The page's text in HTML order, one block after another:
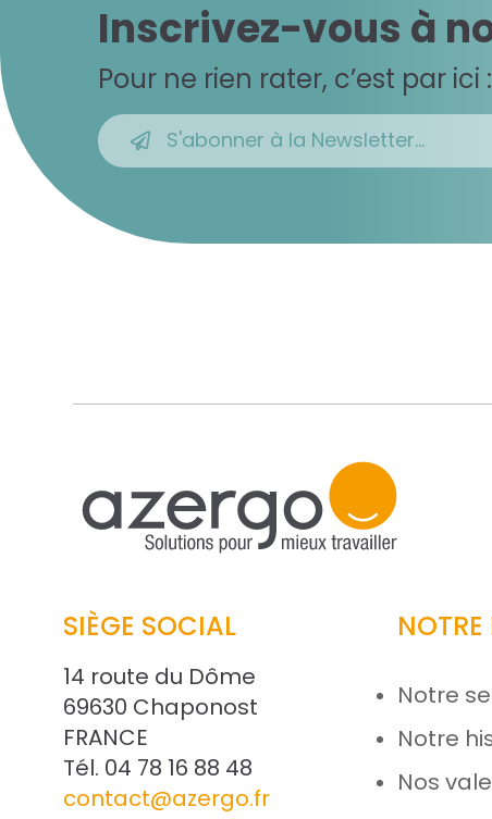
Inscrivez-vous à
Pour ne rien rater, c’est par ici :
S'abonner à la Newsletter...
SIÈGE SOCIAL
14 route du Dôme
69630 Chaponost
FRANCE
Tél. 04 78 16 88 48
contact@azergo.fr
NOTRE
Notre
Notre
Nos